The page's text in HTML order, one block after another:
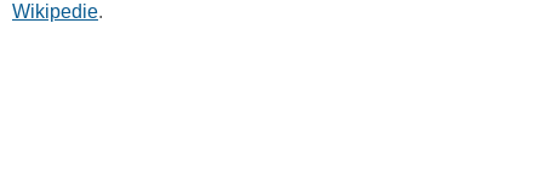
Wikipedie.